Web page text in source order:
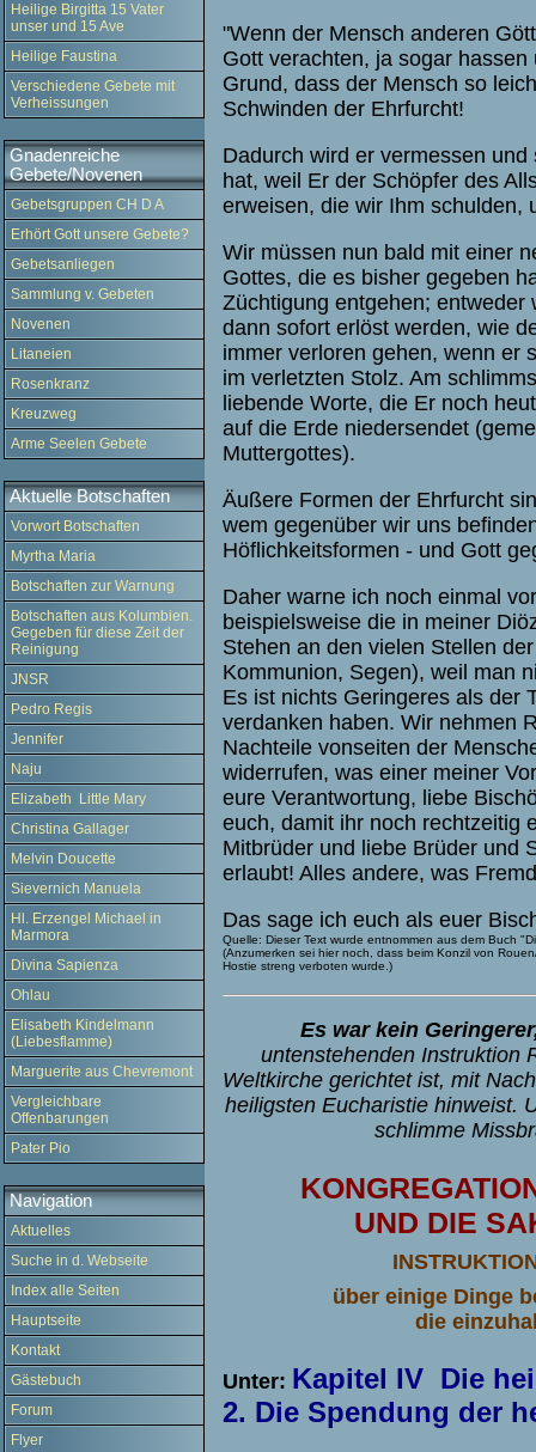
Heilige Birgitta 15 Vater
unser und 15 Ave
Heilige Faustina
Verschiedene Gebete mit
Verheissungen
Gnadenreiche
Gebete/Novenen
Gebetsgruppen CH D A
Erhört Gott unsere Gebete?
Gebetsanliegen
Sammlung v. Gebeten
Novenen
Litaneien
Rosenkranz
Kreuzweg
Arme Seelen Gebete
Aktuelle Botschaften
Vorwort Botschaften
Myrtha Maria
Botschaften zur Warnung
Botschaften aus Kolumbien.
Gegeben für diese Zeit der
Reinigung
JNSR
Pedro Regis
Jennifer
Naju
Elizabeth Little Mary
Christina Gallager
Melvin Doucette
Sievernich Manuela
Hl. Erzengel Michael in
Marmora
Divina Sapienza
Ohlau
Elisabeth Kindelmann
(Liebesflamme)
Marguerite aus Chevremont
Vergleichbare
Offenbarungen
Pater Pio
Navigation
Aktuelles
Suche in d. Webseite
Index alle Seiten
Hauptseite
Kontakt
Gästebuch
Forum
Flyer
"Wenn der Mensch anderen
Gott verachten, ja sogar
Grund, dass der Mensch so
Schwinden der Ehrfurcht!
Dadurch wird er vermessen
hat, weil Er der Schöpfer des
erweisen, die wir Ihm schulden,
Wir müssen nun bald mit einer
Gottes, die es bisher gegeben
Züchtigung entgehen;
dann sofort erlöst werden, wie
immer verloren gehen, wenn er
im verletzten Stolz. Am
liebende Worte, die Er noch
auf die Erde niedersendet
Muttergottes).
Äußere Formen der Ehrfurcht
wem gegenüber wir uns
Höflichkeitsformen - und Gott
Daher warne ich noch einmal
beispielsweise die in meiner
Stehen an den vielen Stellen
Kommunion, Segen), weil man
Es ist nichts Geringeres als der
verdanken haben. Wir nehmen
Nachteile vonseiten der
widerrufen, was einer meiner
eure Verantwortung, liebe
euch, damit ihr noch rechtzeitig
Mitbrüder und liebe Brüder und
erlaubt! Alles andere, was
Das sage ich euch als euer
Quelle: Dieser Text wurde entnommen aus dem Buch
(Anzumerken sei hier noch, dass beim Konzil von
Hostie streng verboten wurde.)
Es war kein
untenstehenden Instruktion
Weltkirche gerichtet ist, mit
heiligsten Eucharistie hinweist.
schlimme
UND DIE
über einige Dinge
die
Unter: Kapitel IV Die
2. Die Spendung der